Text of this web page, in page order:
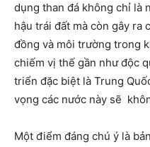
dụng than đá không chỉ là
hậu trái đất mà còn gây ra
đồng và môi trường trong
chiếm vị thế gần như độc
triển đặc biệt là Trung
vọng các nước này sẽ
Một điểm đáng chú ý là